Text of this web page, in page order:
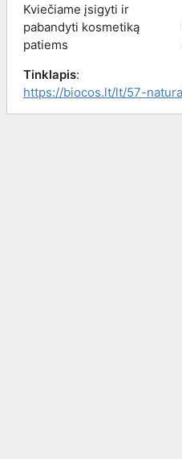
Kviečiame įsigyti ir
pabandyti kosmetiką
patiems
Tinklapis:
https://biocos.lt/lt/57-